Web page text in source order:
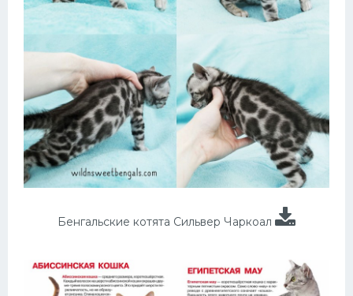
Бенгальские котята Сильвер Чаркоал